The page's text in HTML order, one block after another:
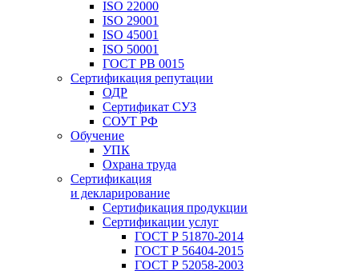
ISO 22000
ISO 29001
ISO 45001
ISO 50001
ГОСТ РВ 0015
Сертификация репутации
ОДР
Сертификат СУЗ
СОУТ РФ
Обучение
УПК
Охрана труда
Сертификация
и декларирование
Сертификация продукции
Сертификации услуг
ГОСТ Р 51870-2014
ГОСТ Р 56404-2015
ГОСТ Р 52058-2003